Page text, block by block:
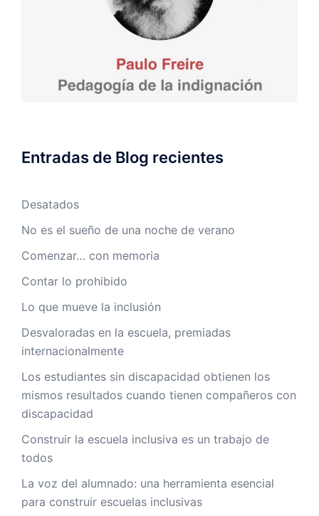
Entradas de Blog recientes
Desatados
No es el sueño de una noche de verano
Comenzar… con memoria
Contar lo prohibido
Lo que mueve la inclusión
Desvaloradas en la escuela, premiadas
internacionalmente
Los estudiantes sin discapacidad obtienen los
mismos resultados cuando tienen compañeros con
discapacidad
Construir la escuela inclusiva es un trabajo de
todos
La voz del alumnado: una herramienta esencial
para construir escuelas inclusivas